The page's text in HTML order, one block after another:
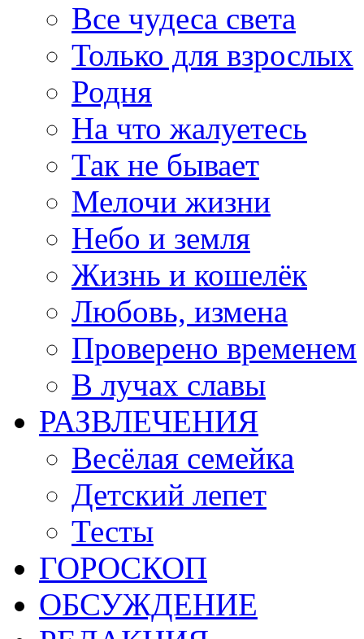
Все чудеса света
Только для взрослых
Родня
На что жалуетесь
Так не бывает
Мелочи жизни
Небо и земля
Жизнь и кошелёк
Любовь, измена
Проверено временем
В лучах славы
РАЗВЛЕЧЕНИЯ
Весёлая семейка
Детский лепет
Тесты
ГОРОСКОП
ОБСУЖДЕНИЕ